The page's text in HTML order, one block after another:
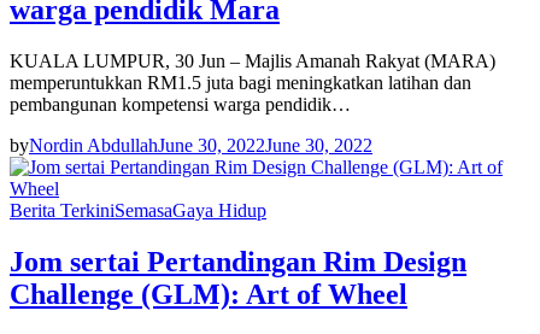
warga pendidik Mara
KUALA LUMPUR, 30 Jun – Majlis Amanah Rakyat (MARA)
memperuntukkan RM1.5 juta bagi meningkatkan latihan dan
pembangunan kompetensi warga pendidik…
byNordin AbdullahJune 30, 2022June 30, 2022
Berita TerkiniSemasaGaya Hidup
Jom sertai Pertandingan Rim Design
Challenge (GLM): Art of Wheel